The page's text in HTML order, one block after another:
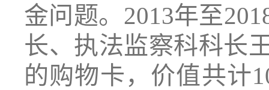
金问题。2013年至
长、执法监察科科长
的购物卡，价值共计